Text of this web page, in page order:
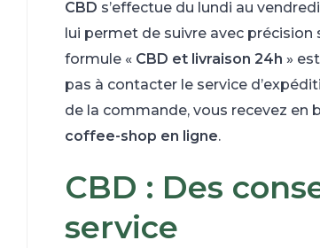
CBD s’effectue du lundi au
lui permet de suivre avec précision
formule « CBD et livraison 24h »
pas à contacter le service
de la commande, vous recevez en
coffee-shop en ligne.
CBD : Des
service